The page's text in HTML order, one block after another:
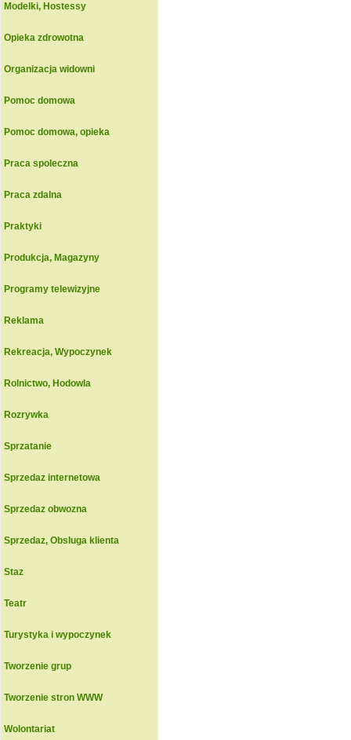
Modelki, Hostessy
Opieka zdrowotna
Organizacja widowni
Pomoc domowa
Pomoc domowa, opieka
Praca spoleczna
Praca zdalna
Praktyki
Produkcja, Magazyny
Programy telewizyjne
Reklama
Rekreacja, Wypoczynek
Rolnictwo, Hodowla
Rozrywka
Sprzatanie
Sprzedaz internetowa
Sprzedaz obwozna
Sprzedaz, Obsluga klienta
Staz
Teatr
Turystyka i wypoczynek
Tworzenie grup
Tworzenie stron WWW
Wolontariat